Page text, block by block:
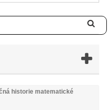
historie matematické